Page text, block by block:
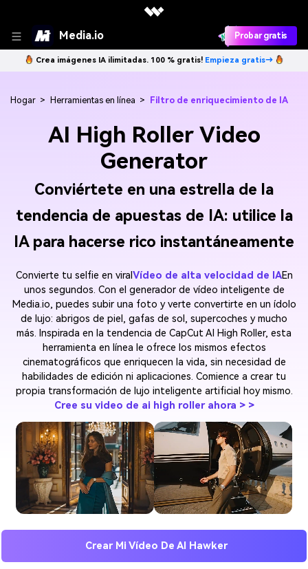
Media.io Probar gratis
Crea imágenes IA ilimitadas. 100 % gratis! Empieza gratis→
Hogar > Herramientas en línea > Filtro de enriquecimiento de IA
AI High Roller Video
Generator
Conviértete en una estrella de la
tendencia de apuestas de IA: utilice la
IA para hacerse rico instantáneamente
Convierte tu selfie en viral Vídeo de alta velocidad de IAEn
unos segundos. Con el generador de vídeo inteligente de
Media.io, puedes subir una foto y verte convertirte en un ídolo
de lujo: abrigos de piel, gafas de sol, supercoches y mucho
más. Inspirada en la tendencia de CapCut AI High Roller, esta
herramienta en línea le ofrece los mismos efectos
cinematográficos que enriquecen la vida, sin necesidad de
habilidades de edición ni aplicaciones. Comience a crear tu
propia transformación de lujo inteligente artificial hoy mismo.
Cree su video de ai high roller ahora > >
Crear Mi Vídeo De AI Hawker